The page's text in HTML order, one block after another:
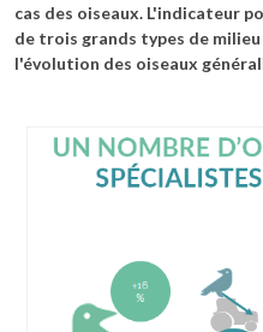
cas des oiseaux. L'indicateur
de trois grands types de
l'évolution des oiseaux
Image